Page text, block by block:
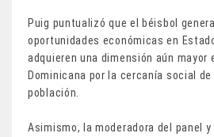
Puig puntualizó que el béisbol
oportunidades económicas en
adquieren una dimensión aún mayor
Dominicana por la cercanía social
población.
Asimismo, la moderadora del panel